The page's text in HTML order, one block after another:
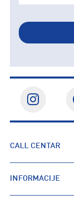
CALL CENTAR
INFORMACIJE